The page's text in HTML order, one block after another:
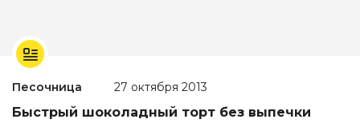
Песочница 27 октября 2013
Быстрый шоколадный торт без выпечки